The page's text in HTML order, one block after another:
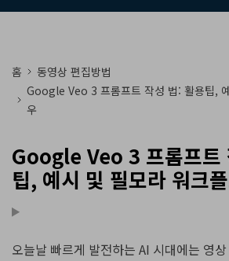
홈
동영상 편집방법
Google Veo 3 프롬프트 작성 법: 활용팁,
우
Google Veo 3 프롬프트
팁, 예시 및 필모라 워크
오늘날 빠르게 발전하는 AI 시대에는 영